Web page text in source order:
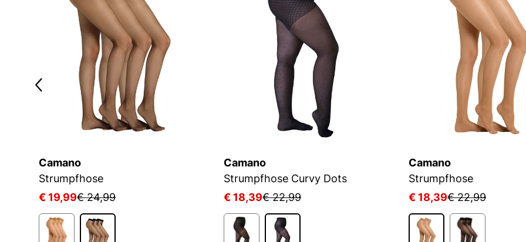
Camano
Strumpfhose
€ 19,99€ 24,99
Camano
Strumpfhose Curvy Dots
€ 18,39€ 22,99
Camano
Strumpfhose
€ 18,39€ 22,99